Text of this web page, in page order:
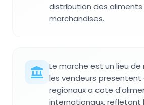
distribution des
marchandises.
Le marche est un lieu
les vendeurs presentent
regionaux a cote
internationaux, refletant